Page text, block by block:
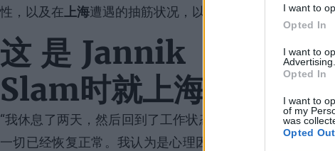
I want to
Opted In
I want to
Advertising.
Opted In
I want to
of my
was
Opted Out
性，以及在上海遭遇的抽筋状况，以及本年度似乎无休止
这是Jannik Sinner
Slam时就上海ATP抽
“我休息了两天，然后回到了工作状态：我在生理和心理上
一切已经恢复正常。我认为是心理因素造成的。我和我的